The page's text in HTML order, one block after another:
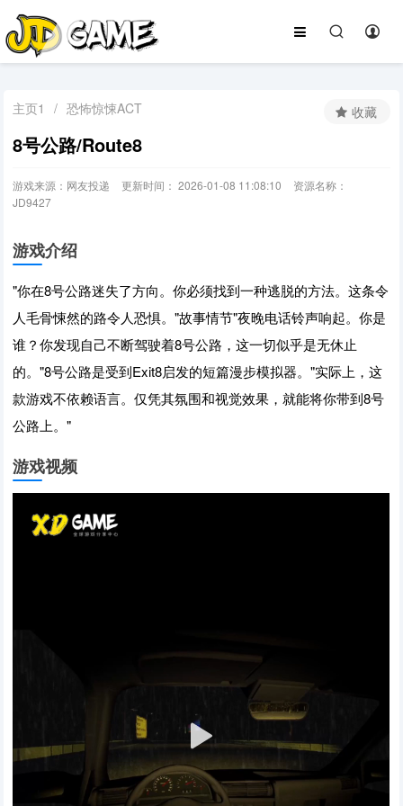
主页1 / 恐怖惊悚ACT
8号公路/Route8
游戏来源：网友投递 更新时间： 2026-01-08 11:08:10
资源名称：
JD9427
收藏
游戏介绍
"你在8号公路迷失了方向。你必须找到一种逃脱的方法。这条令
人毛骨悚然的路令人恐惧。"故事情节"夜晚电话铃声响起。你是
谁？你发现自己不断驾驶着8号公路，这一切似乎是无休止
的。"8号公路是受到Exit8启发的短篇漫步模拟器。"实际上，这
款游戏不依赖语言。仅凭其氛围和视觉效果，就能将你带到8号
公路上。"
游戏视频